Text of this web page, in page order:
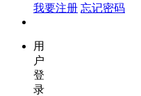
我要注册 忘记密码
用
户
登
录